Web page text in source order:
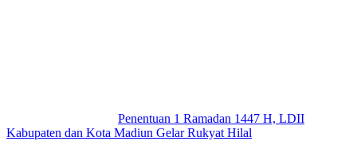
Penentuan 1 Ramadan 1447 H, LDII
Kabupaten dan Kota Madiun Gelar Rukyat Hilal